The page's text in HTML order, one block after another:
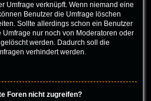
Umfrage verknüpft. Wenn niemand eine
Benutzer die Umfrage löschen
Sollte allerdings schon ein Benutzer
nur noch von Moderatoren oder
werden. Dadurch soll die
verhindert werden.
Foren nicht zugreifen?